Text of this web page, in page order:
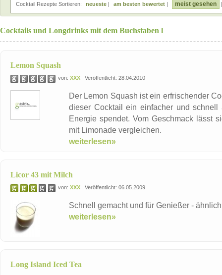
Cocktail Rezepte Sortieren: neueste | am besten bewertet | meist gesehen
Cocktails und Longdrinks mit dem Buchstaben l
Lemon Squash
von: XXX Veröffentlicht: 28.04.2010
Der Lemon Squash ist ein erfrischender
dieser Cocktail ein einfacher und
Energie spendet. Vom Geschmack lässt
mit Limonade vergleichen.
weiterlesen»
Licor 43 mit Milch
von: XXX Veröffentlicht: 06.05.2009
Schnell gemacht und für Genießer -
weiterlesen»
Long Island Iced Tea